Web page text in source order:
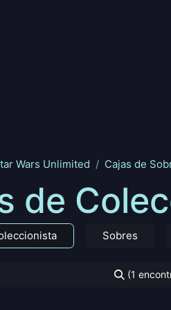
Wars Unlimited Cajas de
de
Sobres
(1